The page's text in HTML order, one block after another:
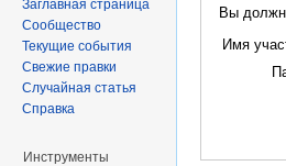
Вы
Имя
Заглавная страница
Сообщество
Текущие события
Свежие правки
Случайная статья
Справка
Инструменты